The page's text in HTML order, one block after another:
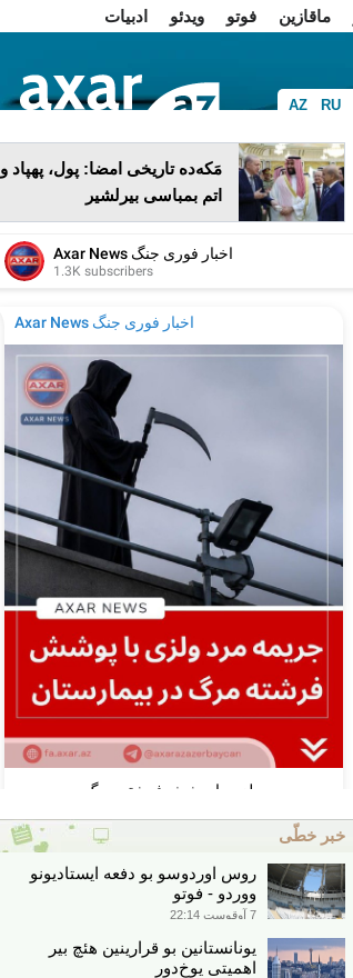
ماقازین فوتو ویدئو
ادبیات
AZ RU
فا
مَکه‌ده تاریخی امضا: پول، پهپاد و
اتم بمباسی بیرلشیر
خبر خطّی
روس اوردوسو بو دفعه ایستادیونو
ووردو - فوتو
7 آوقوست 22:14
یونانستانین بو قرارینین هئچ بیر
اهمیتی یوخ‌دور